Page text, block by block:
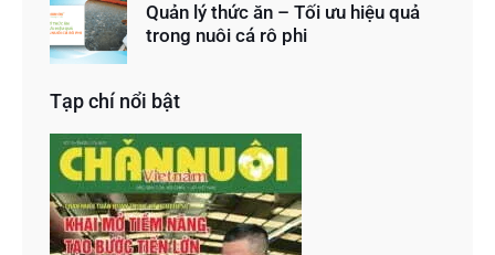
Quản lý thức ăn – Tối ưu hiệu quả
trong nuôi cá rô phi
Tạp chí nổi bật